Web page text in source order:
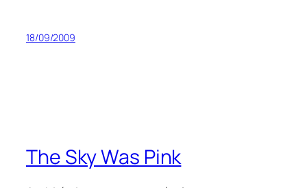
18/09/2009
The Sky Was Pink